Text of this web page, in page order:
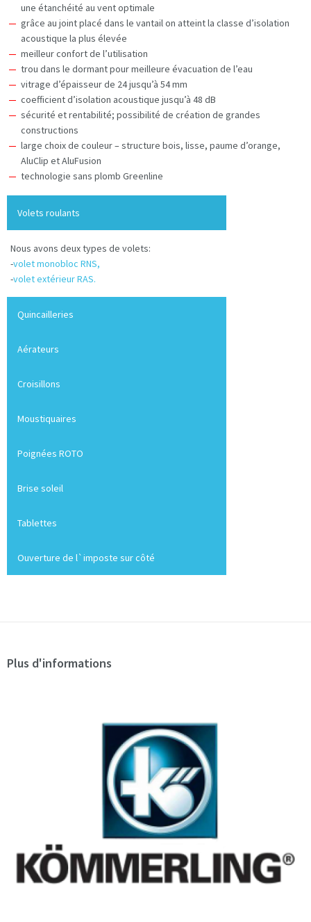
une étanchéité au vent optimale
grâce au joint placé dans le vantail on atteint la classe d’isolation
acoustique la plus élevée
meilleur confort de l’utilisation
trou dans le dormant pour meilleure évacuation de l’eau
vitrage d’épaisseur de 24 jusqu’à 54 mm
coefficient d’isolation acoustique jusqu’à 48 dB
sécurité et rentabilité; possibilité de création de grandes
constructions
large choix de couleur – structure bois, lisse, paume d’orange,
AluClip et AluFusion
technologie sans plomb Greenline
Volets roulants
Nous avons deux types de volets:
-volet monobloc RNS,
-volet extérieur RAS.
Quincailleries
Aérateurs
Croisillons
Moustiquaires
Poignées ROTO
Brise soleil
Tablettes
Ouverture de l`imposte sur côté
Plus d'informations